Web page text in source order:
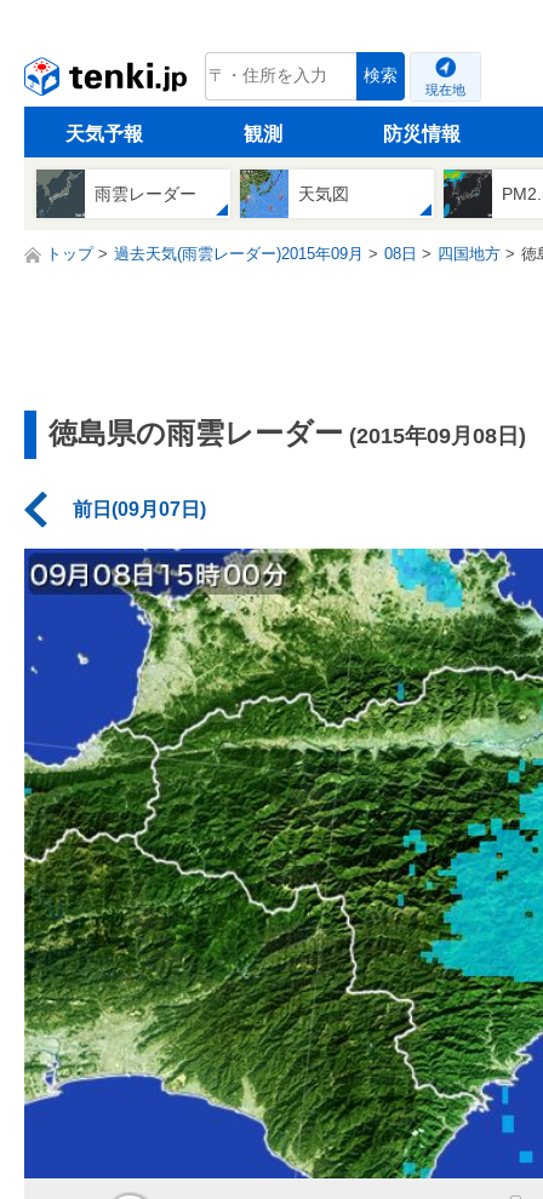
tenki.jp 検索
現在地
天気予報 観測 防災情報
雨雲レーダー 天気図
トップ 過去天気(雨雲レーダー)2015年09月 08日 四国地方 徳
徳島県の雨雲レーダー (2015年09月08日)
前日(09月07日)